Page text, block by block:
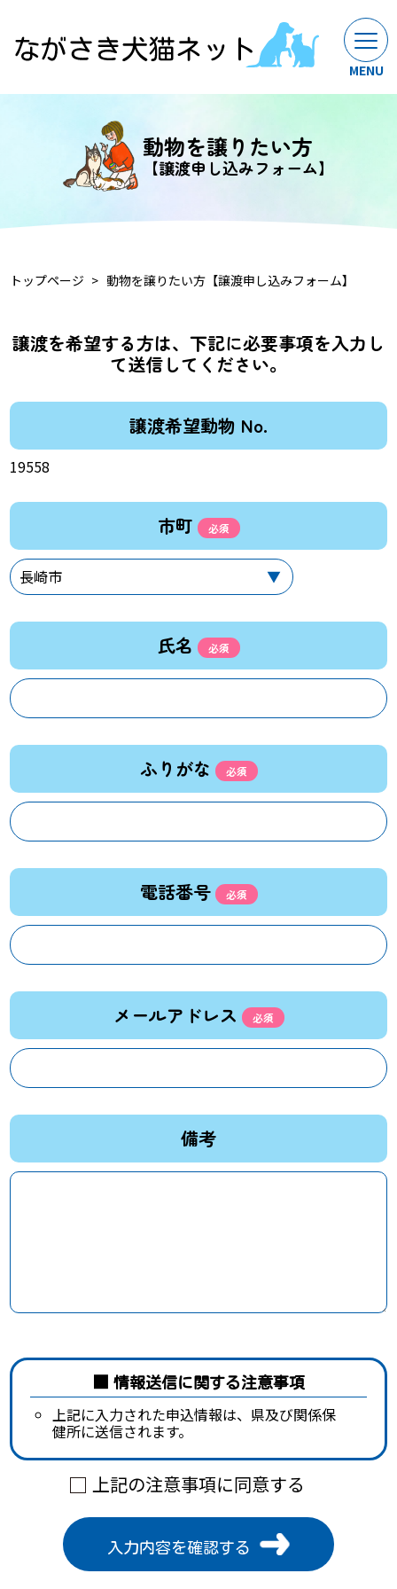
動物を譲りたい方
【譲渡申し込みフォーム】
トップページ 動物を譲りたい方【譲渡申し込みフォーム】
譲渡を希望する方は、下記に必要事項を入力し
て送信してください。
譲渡希望動物 No.
19558
市町
氏名
ふりがな
電話番号
メールアドレス
備考
情報送信に関する注意事項
上記に入力された申込情報は、県及び関係保
健所に送信されます。
上記の注意事項に同意する
入力内容を確認する